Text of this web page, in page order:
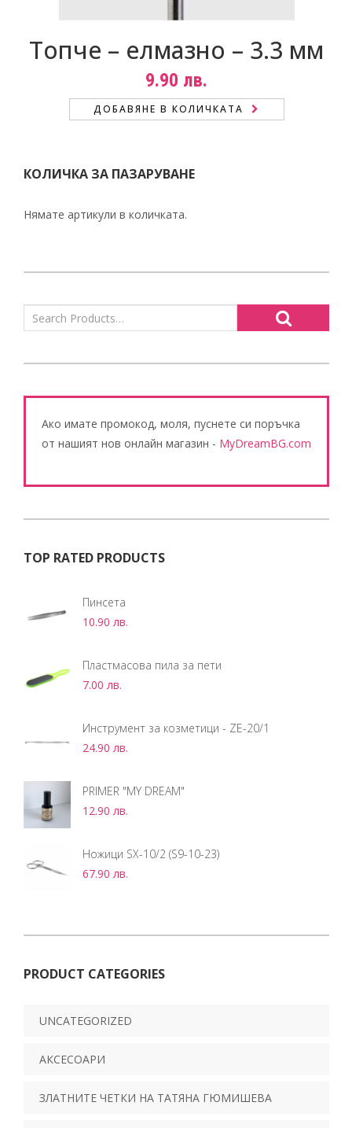
Топче – елмазно – 3.3 мм
9.90 лв.
ДОБАВЯНЕ В КОЛИЧКАТА
КОЛИЧКА ЗА ПАЗАРУВАНЕ
Нямате артикули в количката.
Ако имате промокод, моля, пуснете си поръчка
от нашият нов онлайн магазин - MyDreamBG.com
TOP RATED PRODUCTS
Пинсета
10.90 лв.
Пластмасова пила за пети
7.00 лв.
Инструмент за козметици - ZE-20/1
24.90 лв.
PRIMER "MY DREAM"
12.90 лв.
Ножици SX-10/2 (S9-10-23)
67.90 лв.
PRODUCT CATEGORIES
UNCATEGORIZED
АКСЕСОАРИ
ЗЛАТНИТЕ ЧЕТКИ НА ТАТЯНА ГЮМИШЕВА